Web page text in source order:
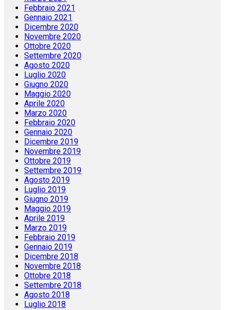
Febbraio 2021
Gennaio 2021
Dicembre 2020
Novembre 2020
Ottobre 2020
Settembre 2020
Agosto 2020
Luglio 2020
Giugno 2020
Maggio 2020
Aprile 2020
Marzo 2020
Febbraio 2020
Gennaio 2020
Dicembre 2019
Novembre 2019
Ottobre 2019
Settembre 2019
Agosto 2019
Luglio 2019
Giugno 2019
Maggio 2019
Aprile 2019
Marzo 2019
Febbraio 2019
Gennaio 2019
Dicembre 2018
Novembre 2018
Ottobre 2018
Settembre 2018
Agosto 2018
Luglio 2018